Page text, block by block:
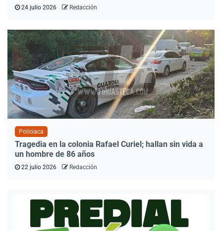
24 julio 2026 Redacción
Policiaca
Tragedia en la colonia Rafael Curiel; hallan sin vida a
un hombre de 86 años
22 julio 2026 Redacción